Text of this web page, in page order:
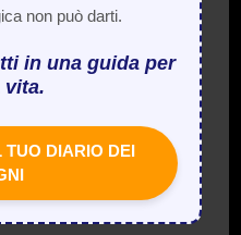
non può darti.
in una guida per
vita.
TUO DIARIO DEI